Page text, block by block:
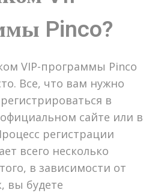
Pinco?
VIP-программы Pinco
Все, что вам нужно
в
сайте или в
регистрации
всего несколько
в зависимости от
вы будете